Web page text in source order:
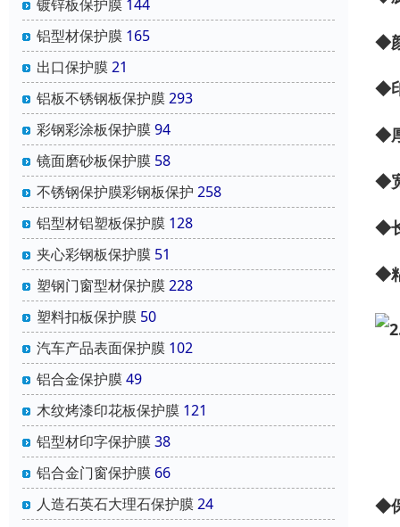
镀锌板保护膜 144
铝型材保护膜 165
出口保护膜21
铝板不锈钢板保护膜293
彩钢彩涂板保护膜94
镜面磨砂板保护膜 58
不锈钢保护膜彩钢板保护 258
铝型材铝塑板保护膜 128
夹心彩钢板保护膜 51
塑钢门窗型材保护膜228
塑料扣板保护膜 50
汽车产品表面保护膜 102
铝合金保护膜49
木纹烤漆印花板保护膜 121
铝型材印字保护膜38
铝合金门窗保护膜 66
人造石英石大理石保护膜24
◆
◆
◆
◆
◆
◆
◆